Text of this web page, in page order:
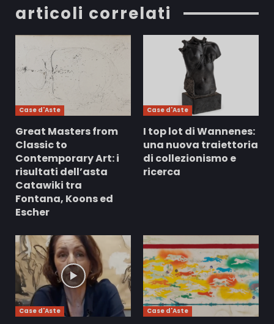
articoli correlati
Case d'Aste
Great Masters from
Classic to
Contemporary Art: i
risultati dell’asta
Catawiki tra
Fontana, Koons ed
Escher
Case d'Aste
I top lot di Wannenes:
una nuova traiettoria
di collezionismo e
ricerca
Case d'Aste Case d'Aste